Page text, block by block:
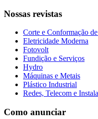
Nossas revistas
Corte e Conformação
Eletricidade Moderna
Fotovolt
Fundição e Serviços
Hydro
Máquinas e Metais
Plástico Industrial
Redes, Telecom e
Como anunciar